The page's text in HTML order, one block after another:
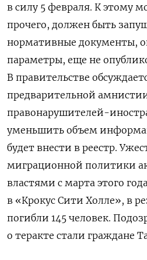
в силу 5 февраля. К этому
прочего, должен быть
нормативные документы,
параметры, еще не
В правительстве
предварительной
правонарушителей-
уменьшить объем
будет внести в реестр.
миграционной политики
властями с марта этого
в «Крокус Сити Холле», в
погибли 145 человек.
о теракте стали граждане